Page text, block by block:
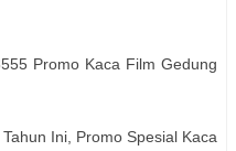
Promo Kaca Film Gedung
Ini, Promo Spesial Kaca